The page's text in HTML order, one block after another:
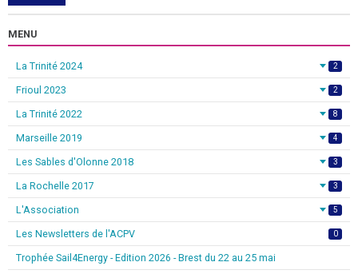
MENU
La Trinité 2024 2
Frioul 2023 2
La Trinité 2022 8
Marseille 2019 4
Les Sables d'Olonne 2018 3
La Rochelle 2017 3
L'Association 5
Les Newsletters de l'ACPV 0
Trophée Sail4Energy - Edition 2026 - Brest du 22 au 25 mai